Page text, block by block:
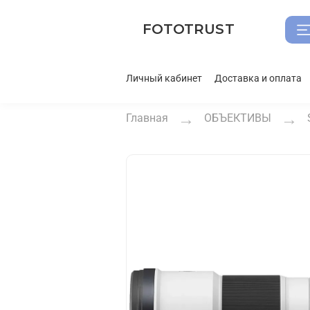
FOTOTRUST
Личный кабинет Доставка и оплата
Главная ОБЪЕКТИВЫ